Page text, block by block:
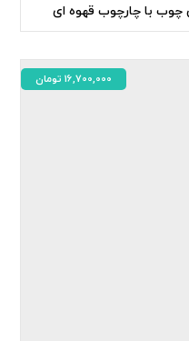
چوب با چارچوب قهوه ای
16,700,000 تومان